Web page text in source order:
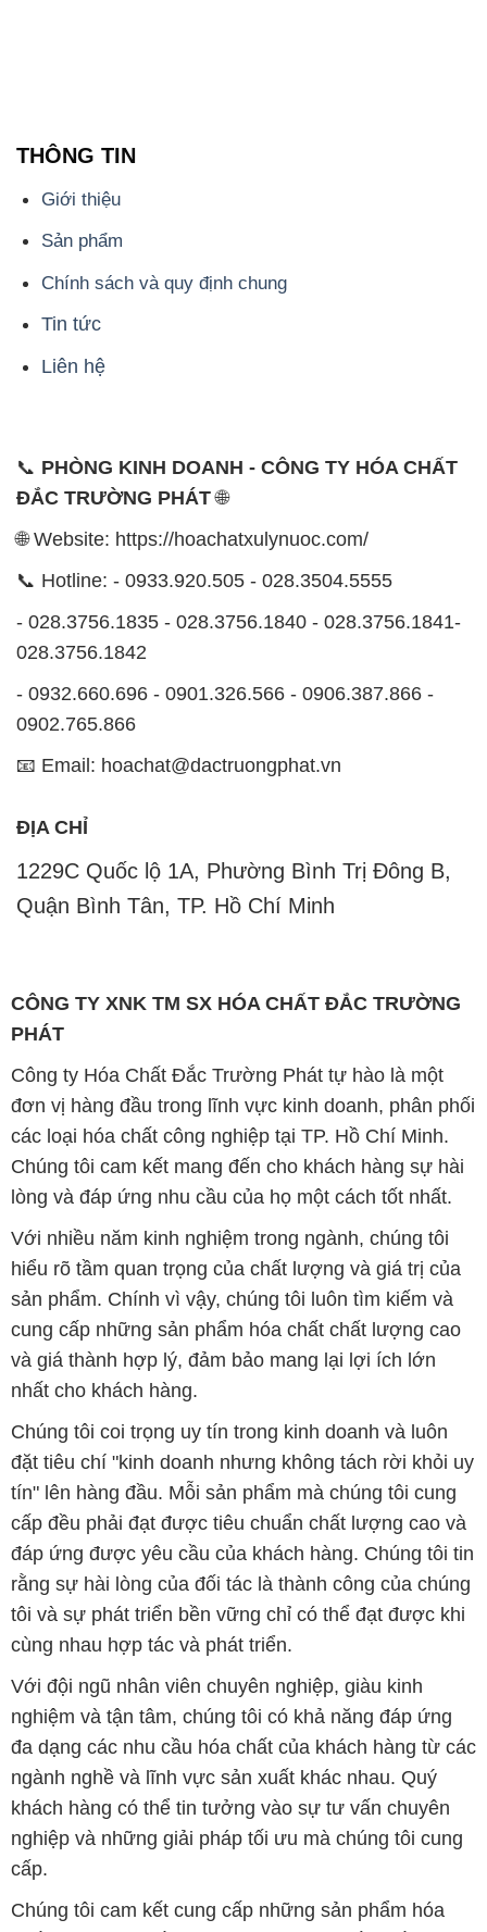
Chính sách và quy định chung
Tin tức
Liên hệ
📞
PHÒNG KINH DOANH - CÔNG TY HÓA CHẤT
ĐẮC TRƯỜNG PHÁT
- 028.3756.1835 - 028.3756.1840 - 028.3756.1841-
0902.765.866
📧 Email: hoachat@dactruongphat.vn
ĐỊA CHỈ
1229C Quốc lộ 1A, Phường Bình Trị Đông B,
Quận Bình Tân, TP. Hồ Chí Minh
CÔNG TY XNK TM SX HÓA CHẤT ĐẮC TRƯỜNG
PHÁT
các loại hóa chất công nghiệp tại TP. Hồ Chí Minh.
Chúng tôi cam kết mang đến cho khách hàng sự hài
lòng và đáp ứng nhu cầu của họ một cách tốt nhất.
Với nhiều năm kinh nghiệm trong ngành, chúng tôi
hiểu rõ tầm quan trọng của chất lượng và giá trị của
sản phẩm. Chính vì vậy, chúng tôi luôn tìm kiếm và
cung cấp những sản phẩm hóa chất chất lượng cao
và giá thành hợp lý, đảm bảo mang lại lợi ích lớn
nhất cho khách hàng.
Chúng tôi coi trọng uy tín trong kinh doanh và luôn
đặt tiêu chí "kinh doanh nhưng không tách rời khỏi uy
tín" lên hàng đầu. Mỗi sản phẩm mà chúng tôi cung
cấp đều phải đạt được tiêu chuẩn chất lượng cao và
đáp ứng được yêu cầu của khách hàng. Chúng tôi tin
rằng sự hài lòng của đối tác là thành công của chúng
tôi và sự phát triển bền vững chỉ có thể đạt được khi
cùng nhau hợp tác và phát triển.
Với đội ngũ nhân viên chuyên nghiệp, giàu kinh
nghiệm và tận tâm, chúng tôi có khả năng đáp ứng
đa dạng các nhu cầu hóa chất của khách hàng từ các
ngành nghề và lĩnh vực sản xuất khác nhau. Quý
khách hàng có thể tin tưởng vào sự tư vấn chuyên
nghiệp và những giải pháp tối ưu mà chúng tôi cung
cấp.
Chúng tôi cam kết cung cấp những sản phẩm hóa
chất đảm bảo chất lượng và giá thành tốt nhất trên
thị trường. Sự hài lòng của khách hàng là động lực
để chúng tôi không ngừng nâng cao chất lượng dịch
vụ và mở rộng danh mục sản phẩm để đáp ứng mọi